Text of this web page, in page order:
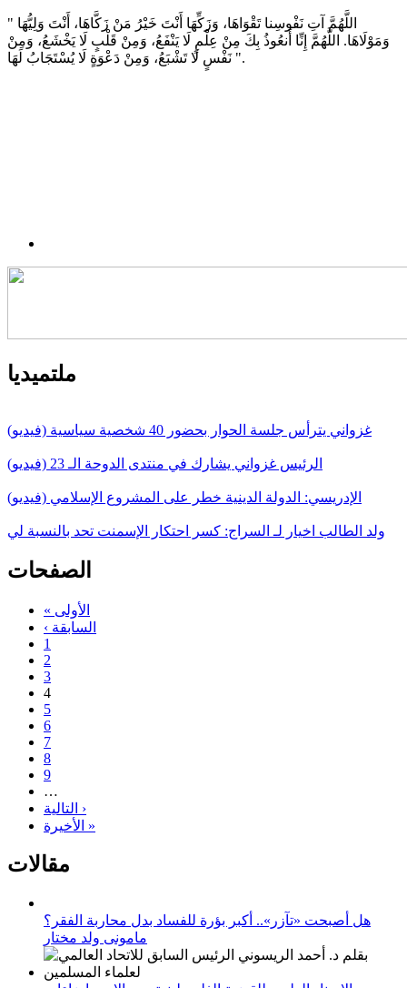
" اللَّهُمَّ آتِ نَفْوسِنا تَقْوَاهَا، وَزَكِّهَا أَنْتَ خَيْرُ مَنْ زَكَّاهَا، أَنْتَ وَلِيُّهَا
وَمَوْلَاهَا. اللَّهُمَّ إِنِّا أَنعُوذُ بِكَ مِنْ عِلْمٍ لَا يَنْفَعُ، وَمِنْ قَلْبٍ لَا يَخْشَعُ، وَمِنْ
نَفْسٍ لَا تَشْبَعُ، وَمِنْ دَعْوَةٍ لَا يُسْتَجَابُ لَهَا ".
ملتميديا
غزواني يترأس جلسة الحوار بحضور 40 شخصية سياسية (فيديو)
الرئيس غزواني يشارك في منتدى الدوحة الـ 23 (فيديو)
الإدريسي: الدولة الدينية خطر على المشروع الإسلامي (فيديو)
ولد الطالب اخيار لـ السراج: كسر احتكار الإسمنت تحد بالنسبة لي
الصفحات
« الأولى
‹ السابقة
1
2
3
4
5
6
7
8
9
…
التالية ›
الأخيرة »
مقالات
هل أصبحت «تآزر».. أكبر بؤرة للفساد بدل محاربة الفقر؟
مامونى ولد مختار